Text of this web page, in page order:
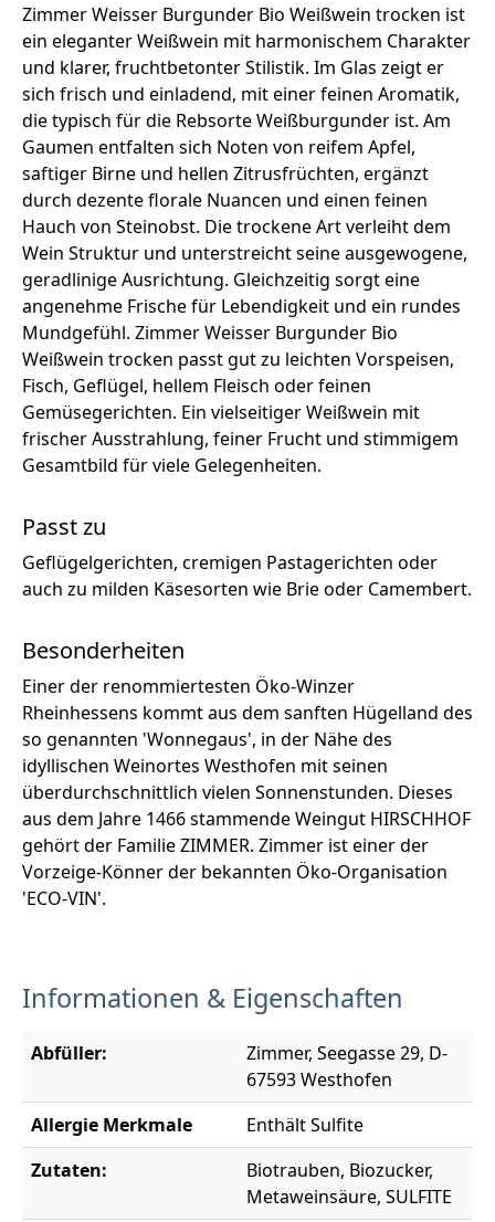
Zimmer Weisser Burgunder Bio Weißwein trocken ist
ein eleganter Weißwein mit harmonischem Charakter
und klarer, fruchtbetonter Stilistik. Im Glas zeigt er
sich frisch und einladend, mit einer feinen Aromatik,
die typisch für die Rebsorte Weißburgunder ist. Am
Gaumen entfalten sich Noten von reifem Apfel,
saftiger Birne und hellen Zitrusfrüchten, ergänzt
durch dezente florale Nuancen und einen feinen
Hauch von Steinobst. Die trockene Art verleiht dem
Wein Struktur und unterstreicht seine ausgewogene,
geradlinige Ausrichtung. Gleichzeitig sorgt eine
angenehme Frische für Lebendigkeit und ein rundes
Mundgefühl. Zimmer Weisser Burgunder Bio
Weißwein trocken passt gut zu leichten Vorspeisen,
Fisch, Geflügel, hellem Fleisch oder feinen
Gemüsegerichten. Ein vielseitiger Weißwein mit
frischer Ausstrahlung, feiner Frucht und stimmigem
Gesamtbild für viele Gelegenheiten.
Passt zu
Geflügelgerichten, cremigen Pastagerichten oder
auch zu milden Käsesorten wie Brie oder Camembert.
Besonderheiten
Einer der renommiertesten Öko-Winzer
Rheinhessens kommt aus dem sanften Hügelland des
so genannten 'Wonnegaus', in der Nähe des
idyllischen Weinortes Westhofen mit seinen
überdurchschnittlich vielen Sonnenstunden. Dieses
aus dem Jahre 1466 stammende Weingut HIRSCHHOF
gehört der Familie ZIMMER. Zimmer ist einer der
Vorzeige-Könner der bekannten Öko-Organisation
'ECO-VIN'.
Informationen & Eigenschaften
Abfüller:
Zimmer, Seegasse 29, D-
67593 Westhofen
Allergie Merkmale
Enthält Sulfite
Zutaten:
Biotrauben, Biozucker,
Metaweinsäure, SULFITE